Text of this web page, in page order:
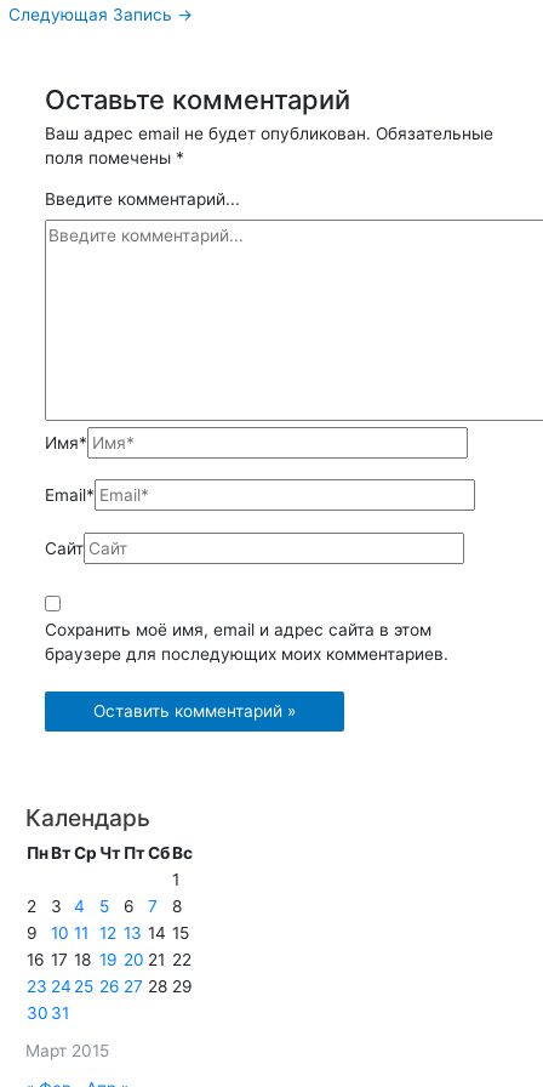
Следующая Запись →
Оставьте комментарий
Ваш адрес email не будет опубликован. Обязательные
поля помечены *
Введите комментарий...
Имя*
Email*
Сайт
Сохранить моё имя, email и адрес сайта в этом
браузере для последующих моих комментариев.
Календарь
Март 2015
ПнВтСр ЧтПтСбВс
1
2
3 4 5 6 7
8
9
10 11 12 13 14 15
16 17 18 19 20 21 22
23 24 25 26 27 28 29
30 31